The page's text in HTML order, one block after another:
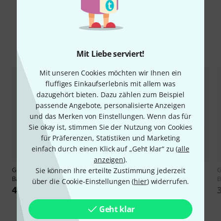
Mit Liebe serviert!
Mit unseren Cookies möchten wir Ihnen ein
fluffiges Einkaufserlebnis mit allem was
dazugehört bieten. Dazu zählen zum Beispiel
passende Angebote, personalisierte Anzeigen
und das Merken von Einstellungen. Wenn das für
Sie okay ist, stimmen Sie der Nutzung von Cookies
für Präferenzen, Statistiken und Marketing
einfach durch einen Klick auf „Geht klar“ zu (alle
anzeigen).
Sie können Ihre erteilte Zustimmung jederzeit
über die Cookie-Einstellungen (hier) widerrufen.
Geht klar
Alternativen vergleichen
Guntram WolfFg 4 Plus Quart
Bassoon
4.098 €
Guntram Wolf Fg 5 Plus Quint-
Bassoon